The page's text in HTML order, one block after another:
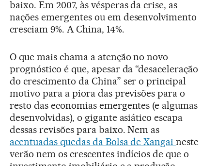
baixo. Em 2007, às vésperas da crise, as
nações emergentes ou em desenvolvimento
cresciam 9%. A China, 14%.
O que mais chama a atenção no novo
prognóstico é que, apesar da “desaceleração
do crescimento da China” ser o principal
motivo para a piora das previsões para o
resto das economias emergentes (e algumas
desenvolvidas), o gigante asiático escapa
dessas revisões para baixo. Nem as
acentuadas quedas da Bolsa de Xangaineste
verão nem os crescentes indícios de que o